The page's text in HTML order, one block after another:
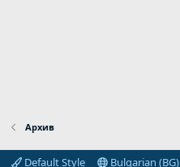
Архив
Default Style Bulgarian (BG)